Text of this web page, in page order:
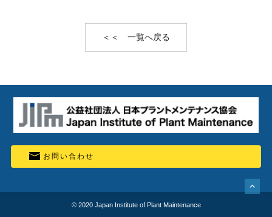
＜＜ 一覧へ戻る
お問い合わせ
© 2020 Japan Institute of Plant Maintenance